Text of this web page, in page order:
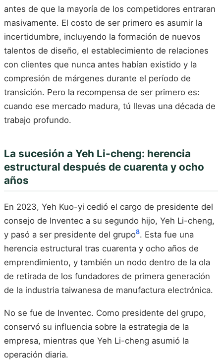
antes de que la mayoría de los competidores entraran
masivamente. El costo de ser primero es asumir la
incertidumbre, incluyendo la formación de nuevos
talentos de diseño, el establecimiento de relaciones
con clientes que nunca antes habían existido y la
compresión de márgenes durante el período de
transición. Pero la recompensa de ser primero es:
cuando ese mercado madura, tú llevas una década de
trabajo profundo.
La sucesión a Yeh Li-cheng: herencia
estructural después de cuarenta y ocho
años
En 2023, Yeh Kuo-yi cedió el cargo de presidente del
consejo de Inventec a su segundo hijo, Yeh Li-cheng,
y pasó a ser presidente del grupo8. Esta fue una
herencia estructural tras cuarenta y ocho años de
emprendimiento, y también un nodo dentro de la ola
de retirada de los fundadores de primera generación
de la industria taiwanesa de manufactura electrónica.
No se fue de Inventec. Como presidente del grupo,
conservó su influencia sobre la estrategia de la
empresa, mientras que Yeh Li-cheng asumió la
operación diaria.